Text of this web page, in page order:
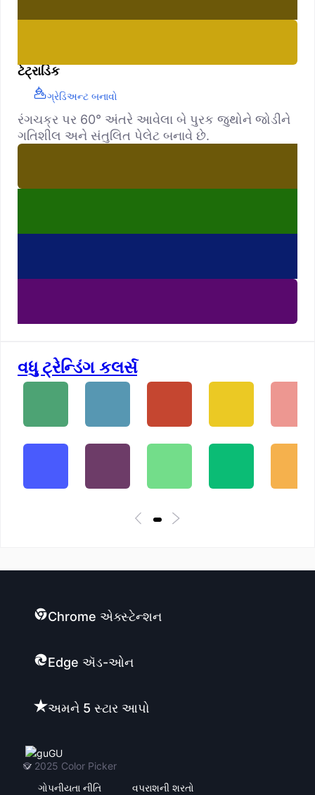
ટેટ્રાડિક
ગ્રેડિઅન્ટ બનાવો
રંગચક્ર પર 60° અંતરે આવેલા બે પુરક જુથોને જોડીને
ગતિશીલ અને સંતુલિત પેલેટ બનાવે છે.
વધુ ટ્રેન્ડિંગ કલર્સ
Chrome એક્સ્ટેન્શન
Edge ઍડ-ઓન
અમને 5 સ્ટાર આપો
GU
© 2025 Color Picker
ગોપનીયતા નીતિ
વપરાશની શરતો